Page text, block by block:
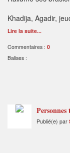
Khadija, Agadir,
Lire la suite...
Commentaires : 0
Balises :
Publié(e) par